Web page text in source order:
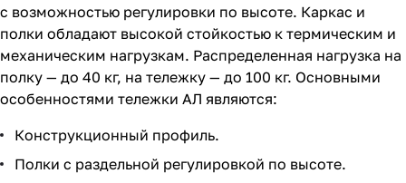
с возможностью регулировки по высоте. Каркас и
полки обладают высокой стойкостью к термическим и
механическим нагрузкам. Распределенная нагрузка на
полку — до 40 кг, на тележку — до 100 кг. Основными
особенностями тележки АЛ являются:
Конструкционный профиль.
Полки с раздельной регулировкой по высоте.